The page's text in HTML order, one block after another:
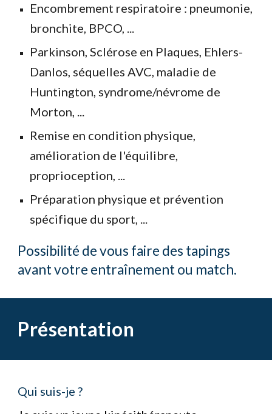
Encombrement respiratoire : pneumonie,
bronchite, BPCO, ...
Parkinson, Sclérose en Plaques, Ehlers-
Danlos, séquelles AVC, maladie de
Huntington, syndrome/névrome de
Morton, ...
Remise en condition physique,
amélioration de l'équilibre,
proprioception, ...
Préparation physique et prévention
spécifique du sport, ...
Possibilité de vous faire des tapings
avant votre entraînement ou match.
Présentation
Qui suis-je ?